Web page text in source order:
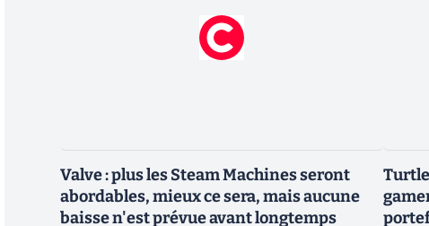
Valve : plus les Steam Machines seront
abordables, mieux ce sera, mais aucune
baisse n'est prévue avant longtemps